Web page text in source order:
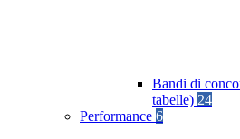
Bandi di
tabelle) 24
Performance 6